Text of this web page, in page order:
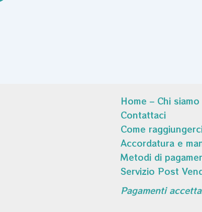
Home – Chi siamo
Contattaci
Come
Accordatura e
Metodi di
Servizio Post
Pagamenti